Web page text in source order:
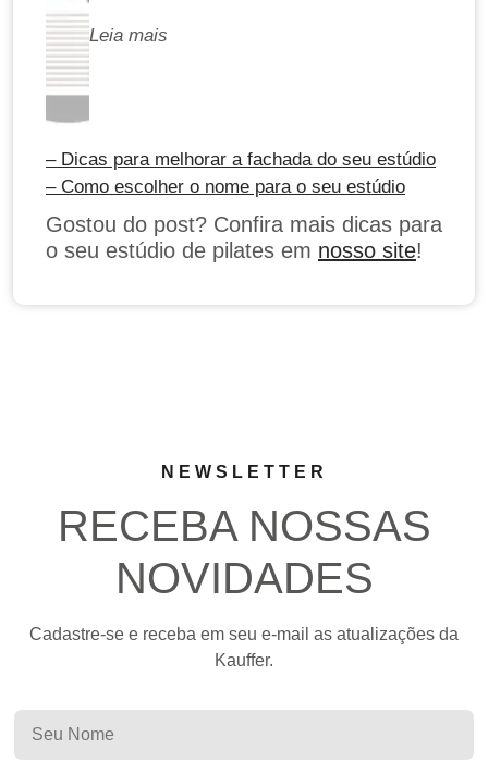
Leia mais
– Dicas para melhorar a fachada do seu estúdio
– Como escolher o nome para o seu estúdio
Gostou do post? Confira mais dicas para
o seu estúdio de pilates em nosso site!
NEWSLETTER
RECEBA NOSSAS
NOVIDADES
Cadastre-se e receba em seu e-mail as atualizações da
Kauffer.